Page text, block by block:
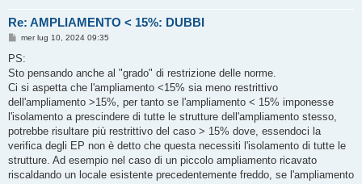
Re: AMPLIAMENTO < 15%: DUBBI
M
s
a
g
i
o
mer lug 10, 2024 09:35
PS:
Sto pensando anche al "grado" di restrizione delle norme.
Ci si aspetta che l'ampliamento <15% sia meno restrittivo
dell'ampliamento >15%, per tanto se l'ampliamento < 15% imponesse
l'isolamento a prescindere di tutte le strutture dell'ampliamento stesso,
potrebbe risultare più restrittivo del caso > 15% dove, essendoci la
verifica degli EP non è detto che questa necessiti l'isolamento di tutte le
strutture. Ad esempio nel caso di un piccolo ampliamento ricavato
riscaldando un locale esistente precedentemente freddo, se l'ampliamento